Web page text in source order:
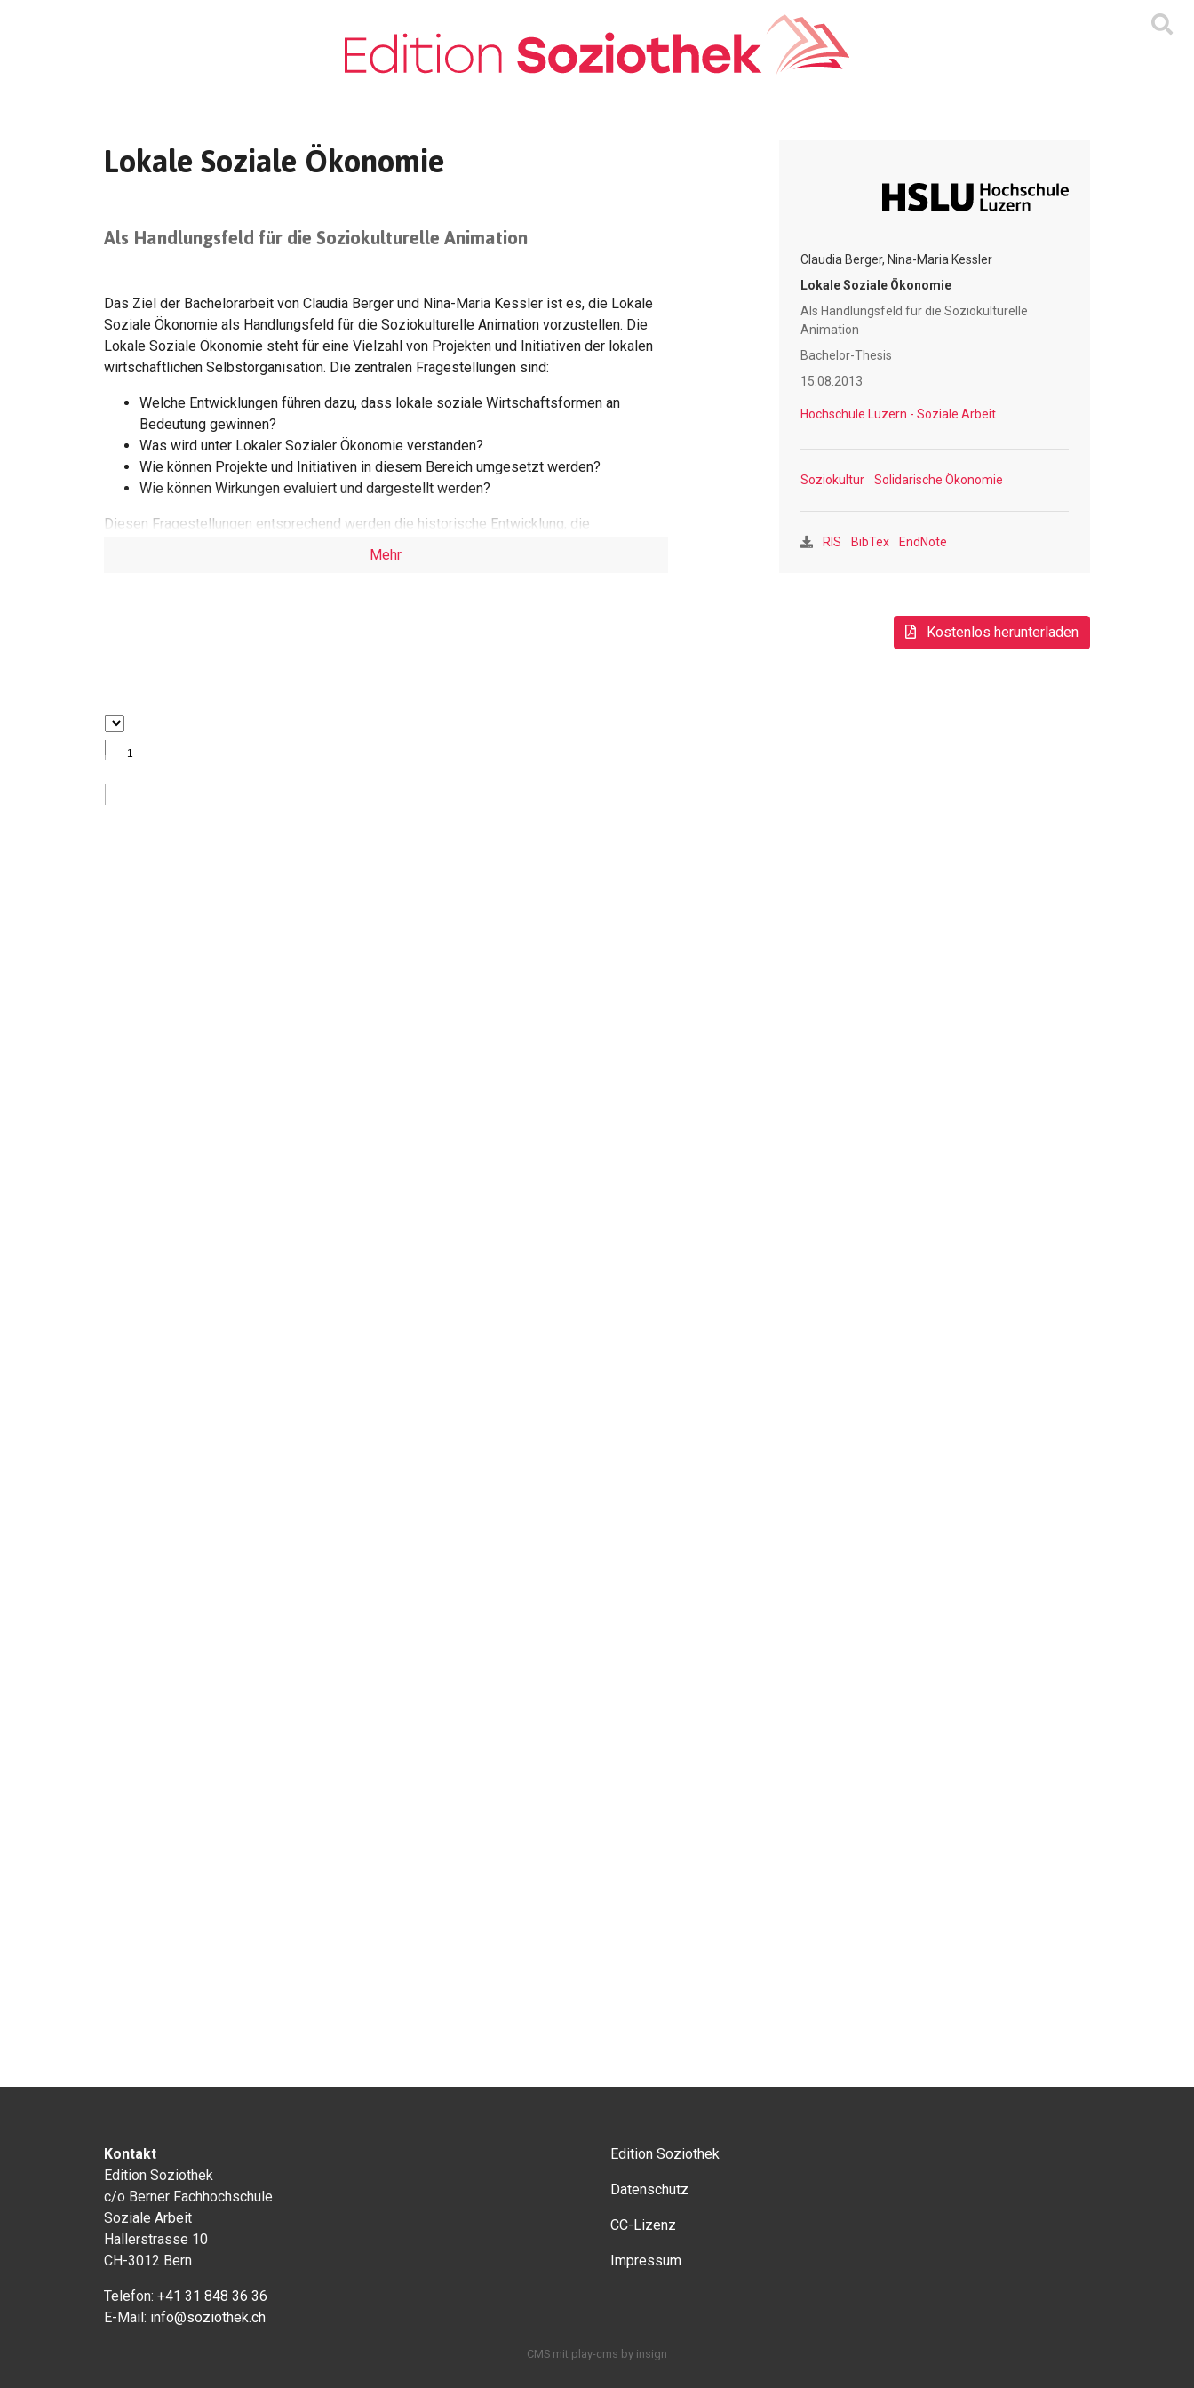
Lokale Soziale Ökonomie
Als Handlungsfeld für die Soziokulturelle Animation
Das Ziel der Bachelorarbeit von Claudia Berger und Nina-Maria Kessler ist es, die Lokale
Soziale Ökonomie als Handlungsfeld für die Soziokulturelle Animation vorzustellen. Die
Lokale Soziale Ökonomie steht für eine Vielzahl von Projekten und Initiativen der lokalen
wirtschaftlichen Selbstorganisation. Die zentralen Fragestellungen sind:
Welche Entwicklungen führen dazu, dass lokale soziale Wirtschaftsformen an
Bedeutung gewinnen?
Was wird unter Lokaler Sozialer Ökonomie verstanden?
Wie können Projekte und Initiativen in diesem Bereich umgesetzt werden?
Wie können Wirkungen evaluiert und dargestellt werden?
Diesen Fragestellungen entsprechend werden die historische Entwicklung, die
Handlungsfelder sowie die zentralen Merkmale der Lokalen Sozialen Ökonomie erläutert.
dabei insbesondere in der Gestaltung von Empowerment- und Partizipationsprozessen.
Für die Evaluation und Darstellung von Wirkungen existieren in der Praxis kreative,
informelle Formen. Formelle Evaluationsmethoden müssen noch vermehrt gefunden und
Mehr
Claudia Berger, Nina-Maria Kessler
Lokale Soziale Ökonomie
Als Handlungsfeld für die Soziokulturelle
Animation
Bachelor-Thesis
15.08.2013
Hochschule Luzern - Soziale Arbeit
Soziokultur Solidarische Ökonomie
RIS BibTex EndNote
Kostenlos herunterladen
Kontakt
Edition Soziothek
c/o Berner Fachhochschule
Soziale Arbeit
Hallerstrasse 10
CH-3012 Bern
Telefon: +41 31 848 36 36
E-Mail: info@soziothek.ch
Edition Soziothek
Datenschutz
CC-Lizenz
Impressum
CMS mit play-cms by insign